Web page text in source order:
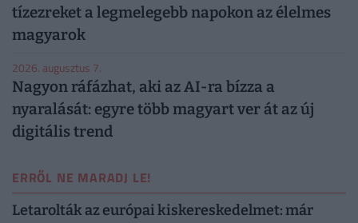
tízezreket a legmelegebb napokon az élelmes
magyarok
2026. augusztus 7.
Nagyon ráfázhat, aki az AI-ra bízza a
nyaralását: egyre több magyart ver át az új
digitális trend
ERRŐL NE MARADJ LE!
Letarolták az európai kiskereskedelmet: már